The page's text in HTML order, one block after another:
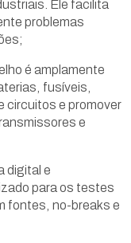
Ele facilita
problemas
é amplamente
fusíveis,
circuitos e promover
e
digital e
para os testes
fontes, no-breaks e